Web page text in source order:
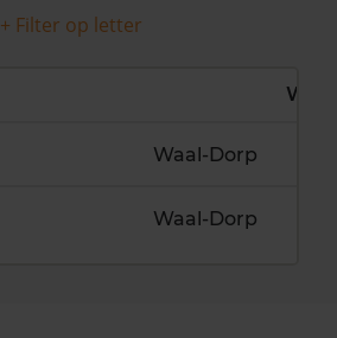
+ Filter op letter
U
Wijk
Waal-Dorp
Waal-Dorp